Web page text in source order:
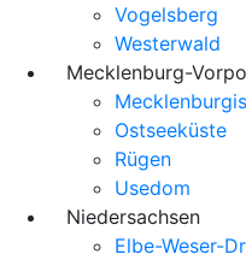
Vogelsberg
Westerwald
Mecklenburg-
Ostseeküste
Rügen
Usedom
Niedersachsen
Elbe-Weser-